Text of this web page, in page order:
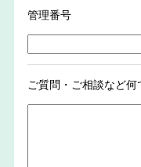
管理番号
ご質問・ご相談など何